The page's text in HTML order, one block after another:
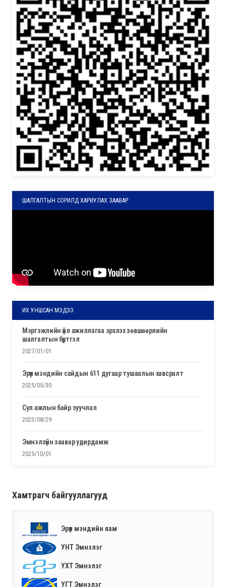
ШАЛГАЛТЫН СОРИЛД ХАРИУЛАХ ЗААВАР
ИХ УНШСАН МЭДЭЭ
мэргэжлийн үйл ажиллагаа эрхлэх зөвшөөрлийн
шалгалтын бүртгэл
2027/01/01
эрүүл мэндийн сайдын 611 дугаар тушаалын хавсралт
2025/05/30
сул ажлын байр зуучлал
2023/08/29
эмнэлзүйн заавар удирдамж
2025/10/01
Хамтрагч байгууллагууд
Эрүүл мэндийн яам
УНТ Эмнэлэг
УХТ Эмнэлэг
УГТ Эмнэлэг